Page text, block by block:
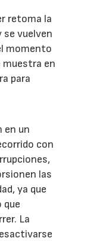
retoma la
se vuelven
momento
muestra en
para
en un
con
las
ya que
que
La